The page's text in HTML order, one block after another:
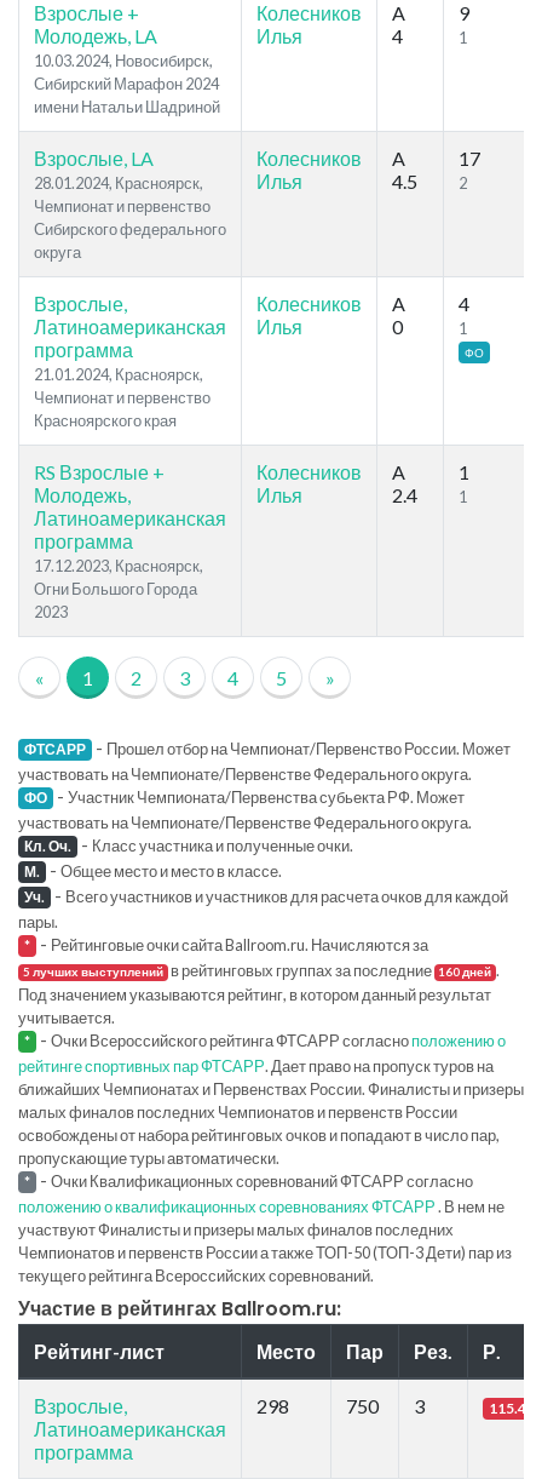
Взрослые +
Молодежь, LA
10.03.2024, Новосибирск,
Сибирский Марафон 2024
имени Натальи Шадриной
Колесников
Илья
A
4
9
1
Взрослые, LA
28.01.2024, Красноярск,
Чемпионат и первенство
Сибирского федерального
округа
Колесников
Илья
A
4.5
17
2
Взрослые,
Латиноамериканская
программа
21.01.2024, Красноярск,
Чемпионат и первенство
Красноярского края
Колесников
Илья
A
0
4
1
ФО
RS Взрослые +
Молодежь,
Латиноамериканская
программа
17.12.2023, Красноярск,
Огни Большого Города
2023
Колесников
Илья
A
2.4
1
1
« 1 2 3 4 5 »
ФТСАРР - Прошел отбор на Чемпионат/Первенство России. Может
участвовать на Чемпионате/Первенстве Федерального округа.
ФО - Участник Чемпионата/Первенства субьекта РФ. Может
участвовать на Чемпионате/Первенстве Федерального округа.
Кл. Оч. - Класс участника и полученные очки.
М. - Общее место и место в классе.
Уч. - Всего участников и участников для расчета очков для каждой
пары.
* - Рейтинговые очки сайта Ballroom.ru. Начисляются за
5 лучших выступлений в рейтинговых группах за последние 160 дней .
Под значением указываются рейтинг, в котором данный результат
учитывается.
* - Очки Всероссийского рейтинга ФТСАРР согласноположению о
рейтинге спортивных пар ФТСАРР. Дает право на пропуск туров на
ближайших Чемпионатах и Первенствах России. Финалисты и призеры
малых финалов последних Чемпионатов и первенств России
освобождены от набора рейтинговых очков и попадают в число пар,
пропускающие туры автоматически.
* - Очки Квалификационных соревнований ФТСАРР согласно
положению о квалификационных соревнованиях ФТСАРР. В нем не
участвуют Финалисты и призеры малых финалов последних
Чемпионатов и первенств России а также ТОП-50 (ТОП-3 Дети) пар из
текущего рейтинга Всероссийских соревнований.
Участие в рейтингах Ballroom.ru:
Рейтинг-лист Место Пар Рез. Р.
Взрослые,
Латиноамериканская
программа
298 750 3 115.41